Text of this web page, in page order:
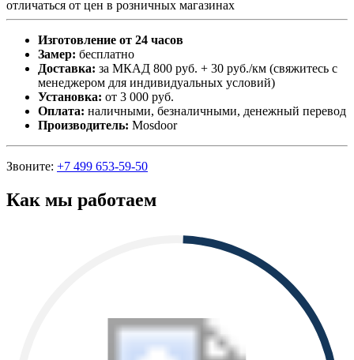
отличаться от цен в розничных магазинах
Изготовление от 24 часов
Замер: бесплатно
Доставка: за МКАД 800 руб. + 30 руб./км (свяжитесь с
менеджером для индивидуальных условий)
Установка: от 3 000 руб.
Оплата: наличными, безналичными, денежный перевод
Производитель: Mosdoor
Звоните: +7 499 653-59-50
Как мы работаем